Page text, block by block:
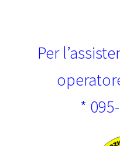
Per
*